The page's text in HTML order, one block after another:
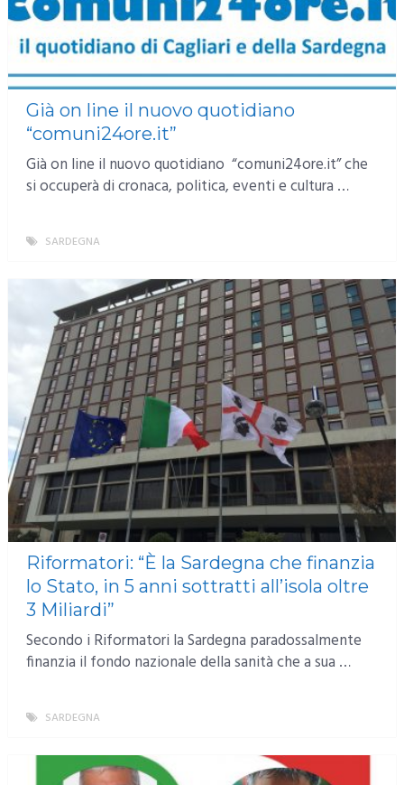
Già on line il nuovo quotidiano
“comuni24ore.it”
Già on line il nuovo quotidiano “comuni24ore.it” che
si occuperà di cronaca, politica, eventi e cultura …
SARDEGNA
Riformatori: “È la Sardegna che finanzia
lo Stato, in 5 anni sottratti all’isola oltre
3 Miliardi”
Secondo i Riformatori la Sardegna paradossalmente
finanzia il fondo nazionale della sanità che a sua …
SARDEGNA